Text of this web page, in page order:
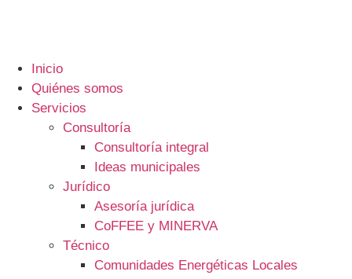
Inicio
Quiénes somos
Servicios
Consultoría
Consultoría integral
Ideas municipales
Jurídico
Asesoría jurídica
CoFFEE y MINERVA
Técnico
Comunidades Energéticas Locales